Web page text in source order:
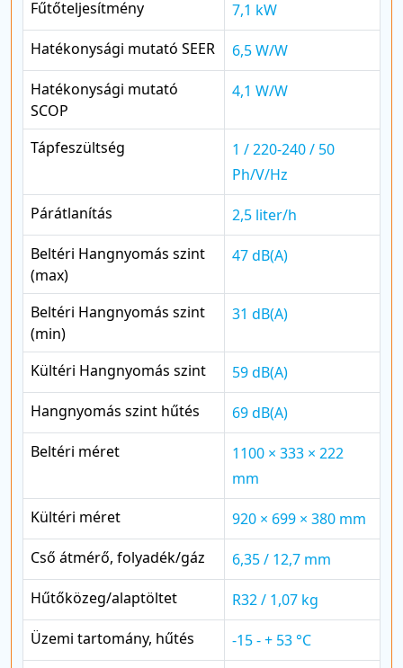
Fűtőteljesítmény
7,1 kW
Hatékonysági mutató SEER
6,5 W/W
Hatékonysági mutató
SCOP
4,1 W/W
Tápfeszültség
1 / 220-240 / 50
Ph/V/Hz
Párátlanítás
2,5 liter/h
Beltéri Hangnyomás szint
(max)
47 dB(A)
Beltéri Hangnyomás szint
(min)
31 dB(A)
Kültéri Hangnyomás szint
59 dB(A)
Hangnyomás szint hűtés
69 dB(A)
Beltéri méret
1100 × 333 × 222
mm
Kültéri méret
920 × 699 × 380 mm
Cső átmérő, folyadék/gáz
6,35 / 12,7 mm
Hűtőközeg/alaptöltet
R32 / 1,07 kg
Üzemi tartomány, hűtés
-15 - + 53 °C